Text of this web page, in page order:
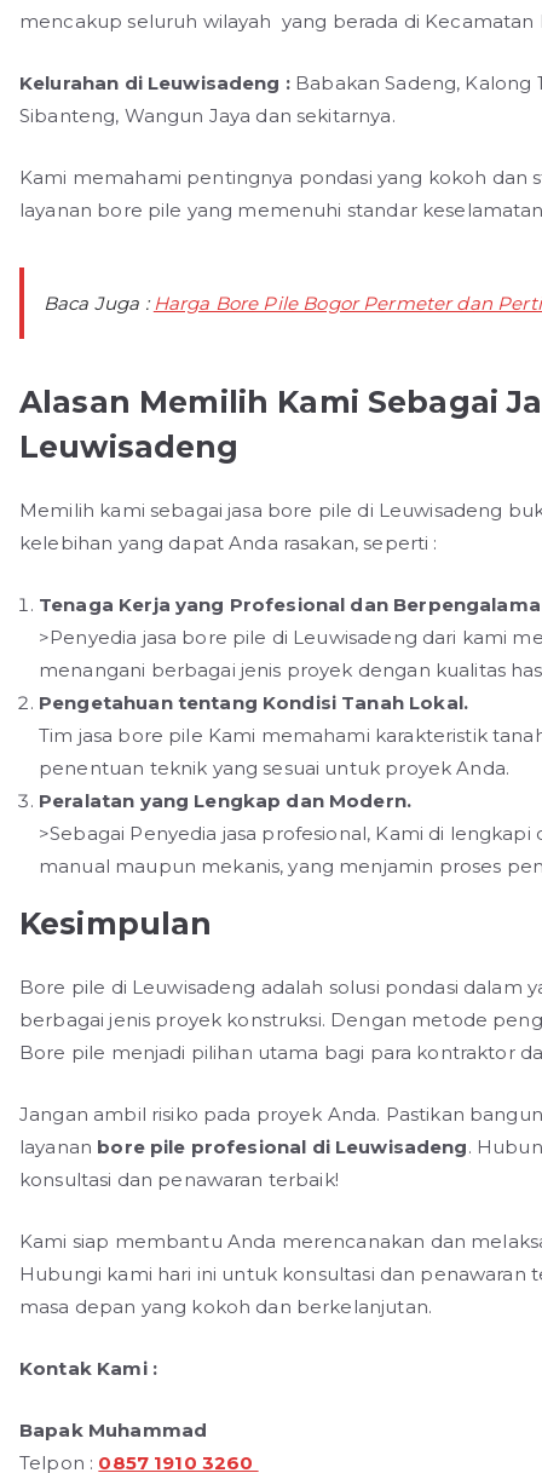
mencakup seluruh wilayah yang berada di Kecamatan
Kelurahan di Leuwisadeng : Babakan Sadeng, Kalong
Sibanteng, Wangun Jaya dan sekitarnya.
Kami memahami pentingnya pondasi yang kokoh dan
layanan bore pile yang memenuhi standar
Baca Juga :Harga Bore Pile Bogor Permeter dan
Alasan Memilih Kami Sebagai
Leuwisadeng
Memilih kami sebagai jasa bore pile di Leuwisadeng
kelebihan yang dapat Anda rasakan, seperti :
Tenaga Kerja yang Profesional dan
>Penyedia jasa bore pile di Leuwisadeng dari kami
menangani berbagai jenis proyek dengan kualitas
Pengetahuan tentang Kondisi Tanah Lokal.
Tim jasa bore pile Kami memahami karakteristik
penentuan teknik yang sesuai untuk proyek Anda.
Peralatan yang Lengkap dan Modern.
>Sebagai Penyedia jasa profesional, Kami di
manual maupun mekanis, yang menjamin proses
Kesimpulan
Bore pile di Leuwisadeng adalah solusi pondasi dalam
berbagai jenis proyek konstruksi. Dengan metode
Bore pile menjadi pilihan utama bagi para kontraktor
Jangan ambil risiko pada proyek Anda. Pastikan
layanan bore pile profesional di Leuwisadeng.
konsultasi dan penawaran terbaik!
Kami siap membantu Anda merencanakan dan
Hubungi kami hari ini untuk konsultasi dan
masa depan yang kokoh dan berkelanjutan.
Kontak Kami :
Bapak Muhammad
Telpon : 0857 1910 3260